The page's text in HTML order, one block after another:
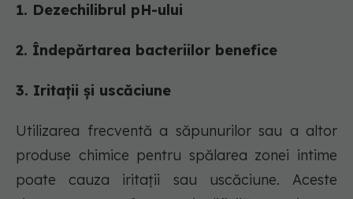
1. Dezechilibrul pH-ului
2. Îndepărtarea bacteriilor benefice
3. Iritații și uscăciune
Utilizarea frecventă a săpunurilor sau a altor
produse chimice pentru spălarea zonei intime
poate cauza iritații sau uscăciune. Aceste